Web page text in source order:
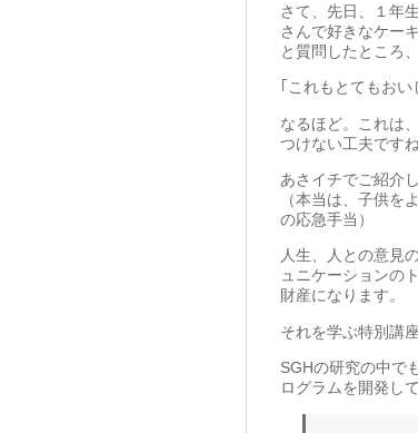
さて、先日、１年
さんで好きなケー
と質問したところ
｢これもとてもお
なるほど。これは
つけない工夫ですね
あさイチでご紹介
（本当は、子供を
の応急手当）
人生、人との意見
ュニケーションの
財産になります。
それを学ぶ特別講
SGHの研究の中で
ログラムを開発し